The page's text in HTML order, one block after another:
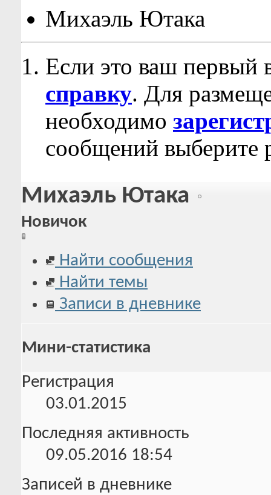
Михаэль Ютака
Если это ваш первый
справку. Для
необходимо
сообщений выберите
Михаэль Ютака
Новичок
Найти сообщения
Найти темы
Записи в дневнике
Мини-статистика
Регистрация
03.01.2015
Последняя активность
09.05.2016 18:54
Записей в дневнике